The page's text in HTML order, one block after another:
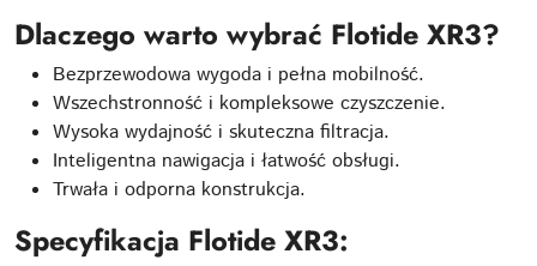
Dlaczego warto wybrać Flotide XR3?
Bezprzewodowa wygoda i pełna mobilność.
Wszechstronność i kompleksowe czyszczenie.
Wysoka wydajność i skuteczna filtracja.
Inteligentna nawigacja i łatwość obsługi.
Trwała i odporna konstrukcja.
Specyfikacja Flotide XR3: